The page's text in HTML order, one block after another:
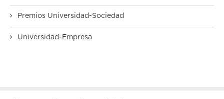
Premios Universidad-Sociedad
Universidad-Empresa